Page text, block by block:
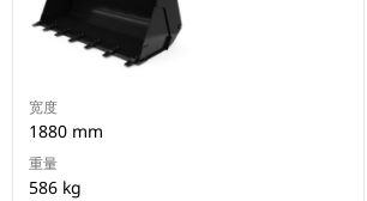
宽度
1880 mm
重量
586 kg